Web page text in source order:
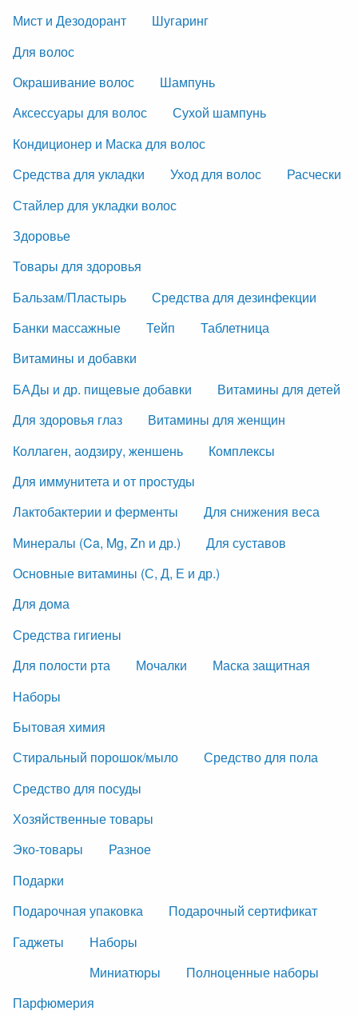
Мист и Дезодорант
Шугаринг
Для волос
Окрашивание волос
Шампунь
Аксессуары для волос
Сухой шампунь
Кондиционер и Маска для волос
Средства для укладки
Уход для волос
Расчески
Стайлер для укладки волос
Здоровье
Товары для здоровья
Бальзам/Пластырь
Средства для дезинфекции
Банки массажные
Тейп
Таблетница
Витамины и добавки
БАДы и др. пищевые добавки
Витамины для детей
Для здоровья глаз
Витамины для женщин
Коллаген, аодзиру, женшень
Комплексы
Для иммунитета и от простуды
Лактобактерии и ферменты
Для снижения веса
Минералы (Ca, Mg, Zn и др.)
Для суставов
Основные витамины (С, Д, Е и др.)
Для дома
Средства гигиены
Для полости рта
Мочалки
Маска защитная
Наборы
Бытовая химия
Стиральный порошок/мыло
Средство для пола
Средство для посуды
Хозяйственные товары
Эко-товары
Разное
Подарки
Подарочная упаковка
Подарочный сертификат
Гаджеты
Наборы
Миниатюры
Полноценные наборы
Парфюмерия